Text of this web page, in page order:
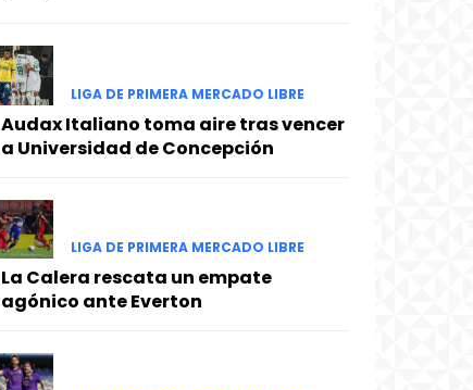
LIGA DE PRIMERA MERCADO LIBRE
Audax Italiano toma aire tras vencer
a Universidad de Concepción
LIGA DE PRIMERA MERCADO LIBRE
La Calera rescata un empate
agónico ante Everton